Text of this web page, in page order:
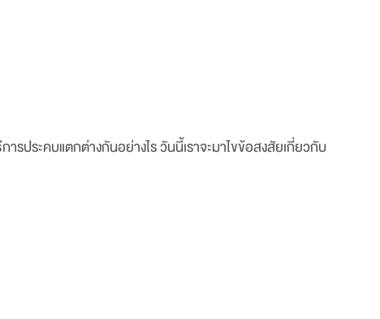
รประคบแตกต่างกันอย่างไร วันนี้เราจะมาไขข้อสงสัยเกี่ยวกับ